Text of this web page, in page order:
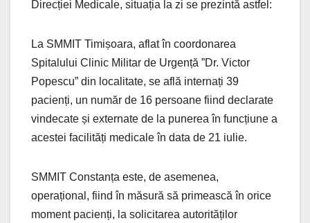
Direcției Medicale, situația la zi se prezintă astfel:
La SMMIT Timișoara, aflat în coordonarea
Spitalului Clinic Militar de Urgență ”Dr. Victor
Popescu” din localitate, se află internați 39
pacienți, un număr de 16 persoane fiind declarate
vindecate și externate de la punerea în funcțiune a
acestei facilități medicale în data de 21 iulie.
SMMIT Constanța este, de asemenea,
operațional, fiind în măsură să primească în orice
moment pacienți, la solicitarea autorităților